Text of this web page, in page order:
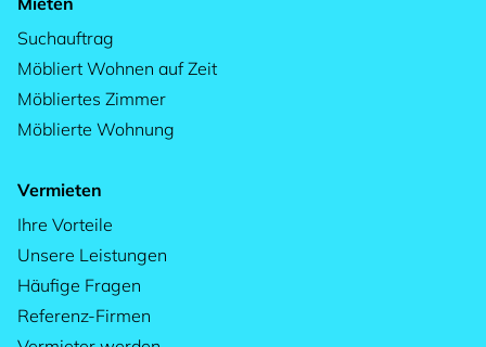
Suchauftrag
Möbliert Wohnen auf Zeit
Möbliertes Zimmer
Möblierte Wohnung
Vermieten
Ihre Vorteile
Unsere Leistungen
Häufige Fragen
Referenz-Firmen